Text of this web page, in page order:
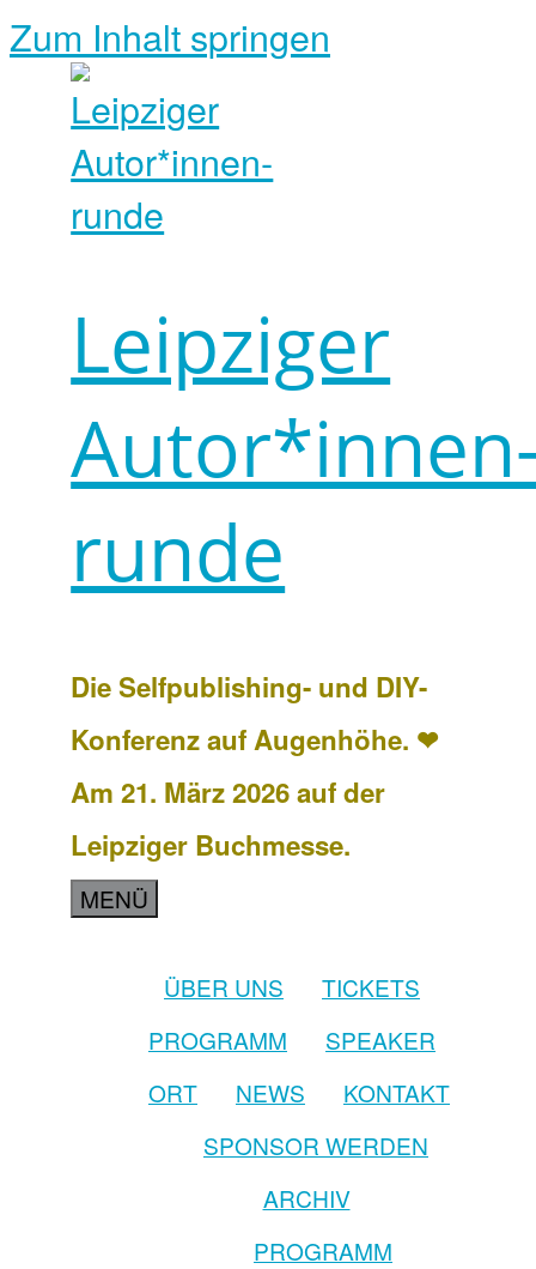
Zum Inhalt springen
Leipziger
runde
Die Selfpublishing- und DIY-
Konferenz auf Augenhöhe. ❤
Am 21. März 2026 auf der
Leipziger Buchmesse.
MENÜ
ÜBER UNS
TICKETS
PROGRAMM
SPEAKER
ORT
NEWS
KONTAKT
SPONSOR WERDEN
ARCHIV
PROGRAMM